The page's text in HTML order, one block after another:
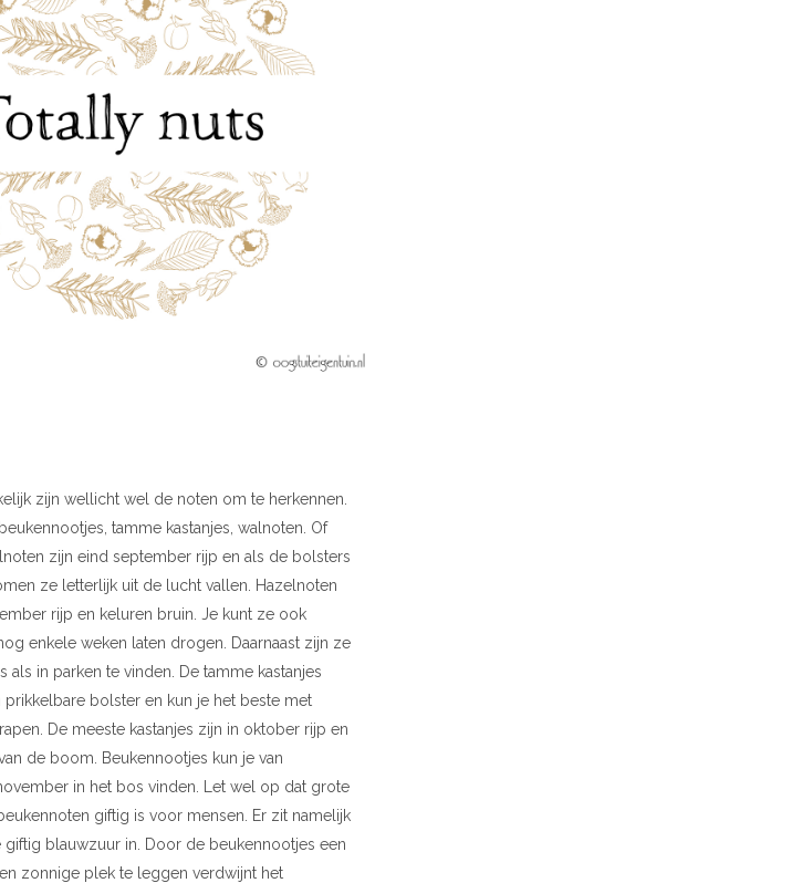
zijn wellicht wel de noten om te herkennen.
tamme kastanjes, walnoten. Of
zijn eind september rijp en als de bolsters
ze letterlijk uit de lucht vallen. Hazelnoten
rijp en keluren bruin. Je kunt ze ook
enkele weken laten drogen. Daarnaast zijn ze
als in parken te vinden. De tamme kastanjes
prikkelbare bolster en kun je het beste met
De meeste kastanjes zijn in oktober rijp en
de boom. Beukennootjes kun je van
in het bos vinden. Let wel op dat grote
giftig is voor mensen. Er zit namelijk
giftig blauwzuur in. Door de beukennootjes een
zonnige plek te leggen verdwijnt het